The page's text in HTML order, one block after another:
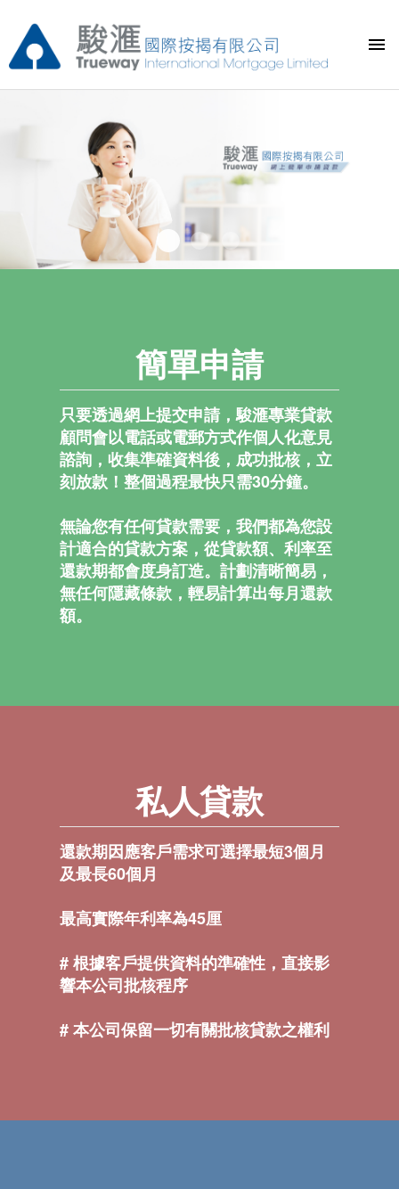
0 1 2
簡單申請
只要透過網上提交申請，駿滙專業貸款
顧問會以電話或電郵方式作個人化意見
諮詢，收集準確資料後，成功批核，立
刻放款！整個過程最快只需30分鐘。
無論您有任何貸款需要，我們都為您設
計適合的貸款方案，從貸款額、利率至
還款期都會度身訂造。計劃清晰簡易，
無任何隱藏條款，輕易計算出每月還款
額。
私人貸款
還款期因應客戶需求可選擇最短3個月
及最長60個月
最高實際年利率為45厘
# 根據客戶提供資料的準確性，直接影
響本公司批核程序
# 本公司保留一切有關批核貸款之權利